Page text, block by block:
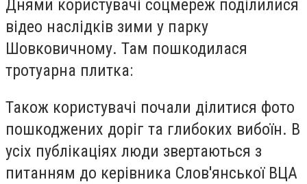
Днями користувачі соцмереж поділилися
відео наслідків зими у парку
Шовковичному. Там пошкодилася
тротуарна плитка:
Також користувачі почали ділитися фото
пошкоджених доріг та глибоких вибоїн. В
усіх публікаціях люди звертаються з
питанням до керівника Слов'янської ВЦА